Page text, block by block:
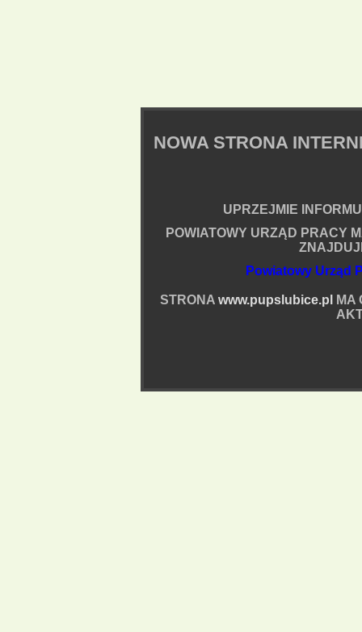
NOWA STRONA
UPRZEJMIE
POWIATOWY URZĄD PRACY
Powiatowy Urząd
STRONA www.pupslubice.pl
MA